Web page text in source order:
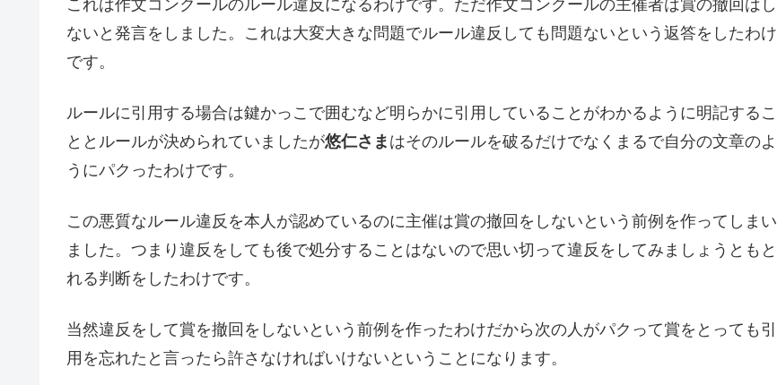
これは作文コンクールのルール違反になるわけです。ただ作文コンクールの主催者は賞の撤回はし
ないと発言をしました。これは大変大きな問題でルール違反しても問題ないという返答をしたわけ
です。
ルールに引用する場合は鍵かっこで囲むなど明らかに引用していることがわかるように明記するこ
ととルールが決められていましたが悠仁さま はそのルールを破るだけでなくまるで自分の文章のよ
うにパクったわけです。
この悪質なルール違反を本人が認めているのに主催は賞の撤回をしないという前例を作ってしまい
ました。つまり違反をしても後で処分することはないので思い切って違反をしてみましょうともと
れる判断をしたわけです。
当然違反をして賞を撤回をしないという前例を作ったわけだから次の人がパクって賞をとっても引
用を忘れたと言ったら許さなければいけないということになります。